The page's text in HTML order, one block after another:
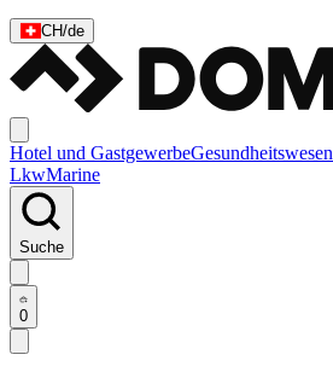
CH/de
Hotel und GastgewerbeGesundheitswesen
LkwMarine
Suche
0